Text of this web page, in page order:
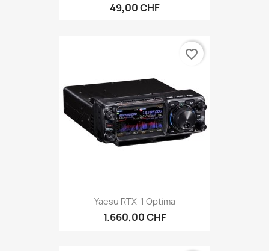
49,00 CHF
Yaesu RTX-1 Optima
1.660,00 CHF
favorite_border